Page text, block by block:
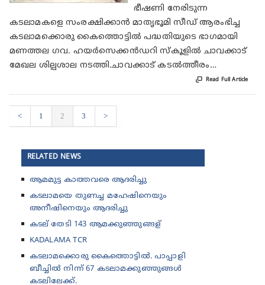
ഭീഷണി നേരിടുന്ന
കടലാമകളെ സംരക്ഷിക്കാന്‍ മാതൃഭൂമി സീഡ് ആരംഭിച്ച
കടലാമക്കൊരു കൈത്തൊട്ടില്‍ പദ്ധതിയുടെ ഭാഗമായി
മണത്തല ഗവ. ഹയര്‍സെക്കന്‍ഡറി സ്‌കൂളില്‍ ചാവക്കാട്
മേഖല ശില്പശാല നടത്തി.ചാവക്കാട് കടല്‍ത്തീരം…
 Read Full Article
< 1 2 3 >
RELATED NEWS
ആമമുട്ട കാത്തവരെ ആദരിച്ചു
കടലാമയെ തുണച്ച മഹേഷിനെയും
അനീഷിനെയും ആദരിച്ചു
കടല് തേടി 143 ആമക്കുഞ്ഞുങ്ങള്
KADALAMA TCR
കടലാമക്കൊരു കൈത്തൊട്ടില്‍. പാപ്പാളി
ബീച്ചില്‍ നിന്ന് 67 കടലാമക്കുഞ്ഞുങ്ങള്‍
കടലിലേക്ക്.